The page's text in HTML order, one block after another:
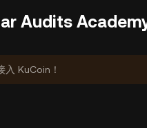
Audits
入 KuCoin！